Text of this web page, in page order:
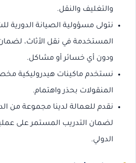
والتغليف والنقل.
نتولى مسؤولية الصيانة الدورية
المستخدمة في نقل الأثاث،
ودون أي خسائر أو مشاكل.
نستخدم ماكينات هيدروليكية
المنقولات بحذر واهتمام.
نقدم للعمالة لدينا مجموعة من
لضمان التدريب المستمر على
الدولي.